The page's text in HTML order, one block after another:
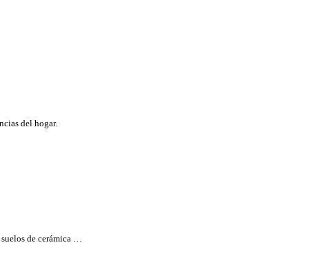
del hogar.
de cerámica …